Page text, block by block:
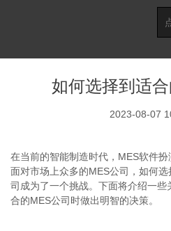
如何选择到适
2023-08-07
在当前的智能制造时代，MES软件扮
面对市场上众多的MES公司，如何
司成为了一个挑战。下面将介绍一
合的MES公司时做出明智的决策。